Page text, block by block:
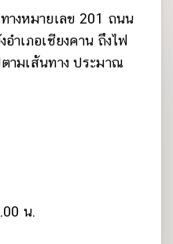
างหมายเลข 201 ถนน
อำเภอเชียงคาน ถึงไฟ
ามเส้นทาง ประมาณ
น.